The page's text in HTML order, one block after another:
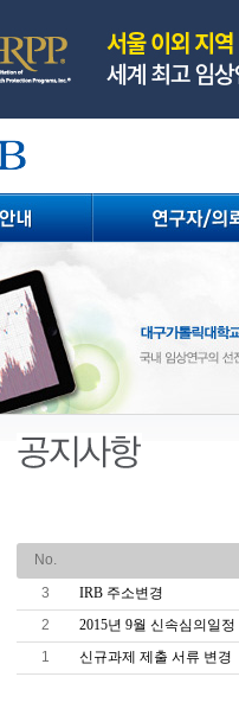
No.
3
IRB 주소변경
2
2015년 9월 신속심의일
1
신규과제 제출 서류 변경